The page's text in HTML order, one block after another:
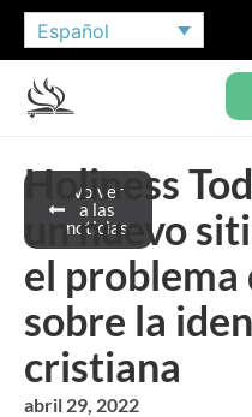
Español
Volver
a las
noticias
Holiness
un nuevo
el problema
sobre la
cristiana
abril 29, 2022